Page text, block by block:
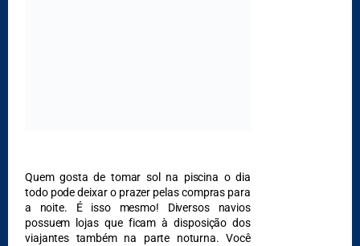
Quem gosta de tomar sol na piscina o dia
todo pode deixar o prazer pelas compras para
a noite. É isso mesmo! Diversos navios
possuem lojas que ficam à disposição dos
viajantes também na parte noturna. Você